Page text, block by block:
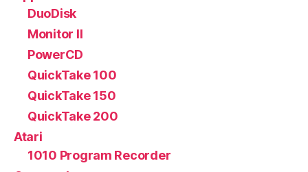
DuoDisk
Monitor II
PowerCD
QuickTake 100
QuickTake 150
QuickTake 200
Atari
1010 Program Recorder